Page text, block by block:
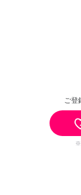
ご登
※